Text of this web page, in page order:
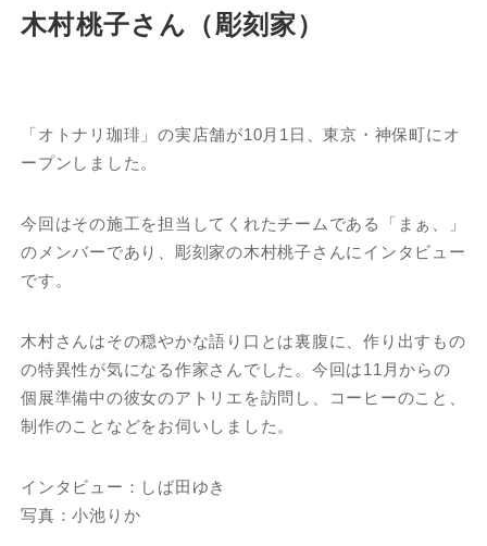
木村桃子さん（彫刻家）
「オトナリ珈琲」の実店舗が10月1日、東京・神保町にオ
ープンしました。
今回はその施工を担当してくれたチームである「まぁ、」
のメンバーであり、彫刻家の木村桃子さんにインタビュー
です。
木村さんはその穏やかな語り口とは裏腹に、作り出すもの
の特異性が気になる作家さんでした。今回は11月からの
個展準備中の彼女のアトリエを訪問し、コーヒーのこと、
制作のことなどをお伺いしました。
インタビュー：しば田ゆき
写真：小池りか